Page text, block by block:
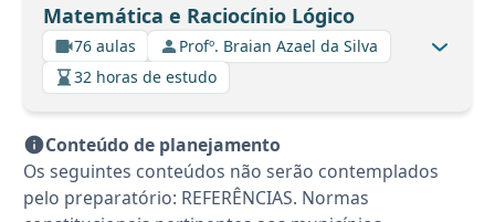
Matemática e Raciocínio Lógico
76 aulas
Profº. Braian Azael da Silva
32 horas de estudo
Conteúdo de planejamento
Os seguintes conteúdos não serão contemplados
pelo preparatório: REFERÊNCIAS. Normas